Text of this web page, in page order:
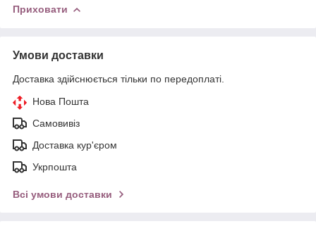
Приховати
Умови доставки
Доставка здійснюється тільки по передоплаті.
Нова Пошта
Самовивіз
Доставка кур'єром
Укрпошта
Всі умови доставки